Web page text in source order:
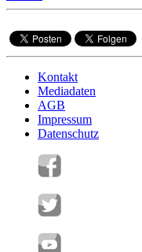
Kontakt
Mediadaten
AGB
Impressum
Datenschutz